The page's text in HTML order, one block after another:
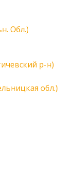
Обл.)
р-н)
обл.)